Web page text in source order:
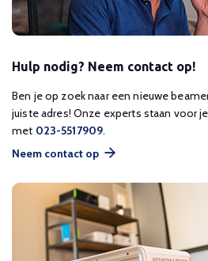
Hulp nodig? Neem contact op!
Ben je op zoek naar een nieuwe
juiste adres! Onze experts staan voor
met 023-5517909.
Neem contact op